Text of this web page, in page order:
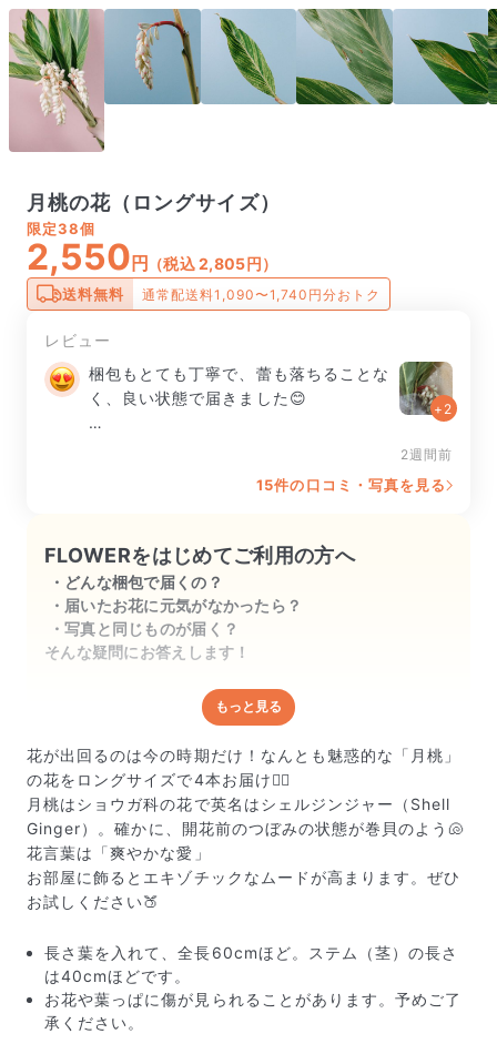
月桃の花（ロングサイズ）
限定38個
2,550 円 （税込 2,805円）
送料無料 通常配送料1,090〜1,740円分おトク
レビュー
梱包もとても丁寧で、蕾も落ちることな
く、良い状態で届きました😊
+2
2週間前
15件の口コミ・写真を見る
FLOWERをはじめてご利用の方へ
どんな梱包で届くの？
届いたお花に元気がなかったら？
写真と同じものが届く？
そんな疑問にお答えします！
どんな梱包で届くの？
出荷前に水揚げ（花が水を吸いやすくなる処理）を施
し、専用ボックスに丁寧に梱包してお届けしています。
きゅっとまとめられて一見窮屈そうに見えますが、輸送
中の衝撃による折れや擦れを軽減する効果があります。
もっと見る
花が出回るのは今の時期だけ！なんとも魅惑的な「月桃」
の花をロングサイズで4本お届け🧜‍♀️
月桃はショウガ科の花で英名はシェルジンジャー（Shell
Ginger）。確かに、開花前のつぼみの状態が巻貝のよう🐚
花言葉は「爽やかな愛」
お部屋に飾るとエキゾチックなムードが高まります。ぜひ
お試しください🍑
長さ葉を入れて、全長60cmほど。ステム（茎）の長さ
は40cmほどです。
お花や葉っぱに傷が見られることがあります。予めご了
承ください。